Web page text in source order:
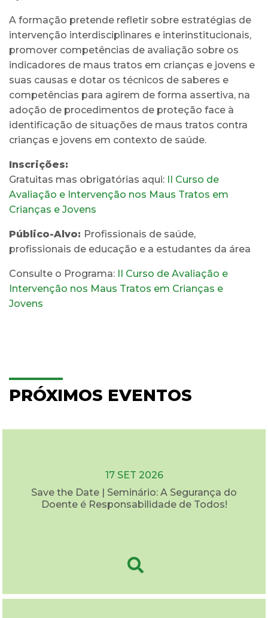
A formação pretende refletir sobre estratégias de
intervenção interdisciplinares e interinstitucionais,
promover competências de avaliação sobre os
indicadores de maus tratos em crianças e jovens e
suas causas e dotar os técnicos de saberes e
competências para agirem de forma assertiva, na
adoção de procedimentos de proteção face à
identificação de situações de maus tratos contra
crianças e jovens em contexto de saúde.
Inscrições:
Gratuitas mas obrigatórias aqui: II Curso de
Avaliação e Intervenção nos Maus Tratos em
Crianças e Jovens
Público-Alvo: Profissionais de saúde,
profissionais de educação e a estudantes da área
Consulte o Programa: II Curso de Avaliação e
Intervenção nos Maus Tratos em Crianças e
Jovens
PRÓXIMOS EVENTOS
17 SET 2026
Save the Date | Seminário: A Segurança do
Doente é Responsabilidade de Todos!